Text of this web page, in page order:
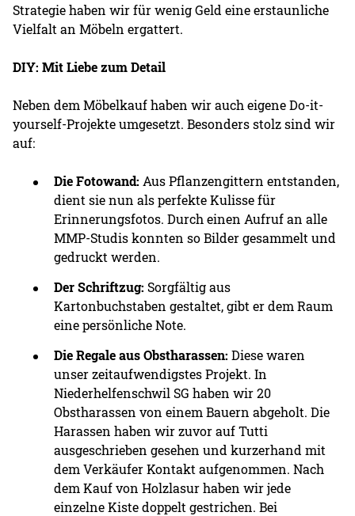
Strategie haben wir für wenig Geld eine erstaunliche
Vielfalt an Möbeln ergattert.
DIY: Mit Liebe zum Detail
Neben dem Möbelkauf haben wir auch eigene Do-it-
yourself-Projekte umgesetzt. Besonders stolz sind wir
auf:
Die Fotowand: Aus Pflanzengittern entstanden,
dient sie nun als perfekte Kulisse für
Erinnerungsfotos. Durch einen Aufruf an alle
MMP-Studis konnten so Bilder gesammelt und
gedruckt werden.
Der Schriftzug: Sorgfältig aus
Kartonbuchstaben gestaltet, gibt er dem Raum
eine persönliche Note.
Die Regale aus Obstharassen: Diese waren
unser zeitaufwendigstes Projekt. In
Niederhelfenschwil SG haben wir 20
Obstharassen von einem Bauern abgeholt. Die
Harassen haben wir zuvor auf Tutti
ausgeschrieben gesehen und kurzerhand mit
dem Verkäufer Kontakt aufgenommen. Nach
dem Kauf von Holzlasur haben wir jede
einzelne Kiste doppelt gestrichen. Bei